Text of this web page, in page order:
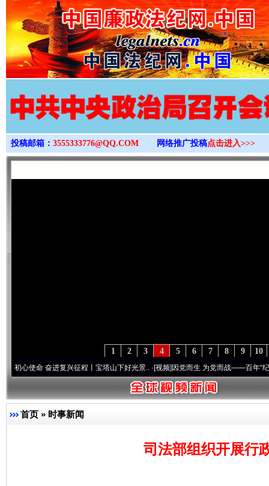
>
投稿邮箱： 3555333776@QQ.COM 网络推广投稿点击进入>>>
10
9
8
7
6
5
4
3
2
1
奋进复兴征程丨宝塔山下好光景..·[视频]因党而生 为党而战——百年“纪”事⑧加强
首页 » 时事新闻
司法部组织开展行